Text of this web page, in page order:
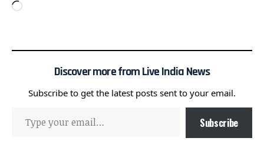
Discover more from Live India News
Subscribe to get the latest posts sent to your email.
Subscribe